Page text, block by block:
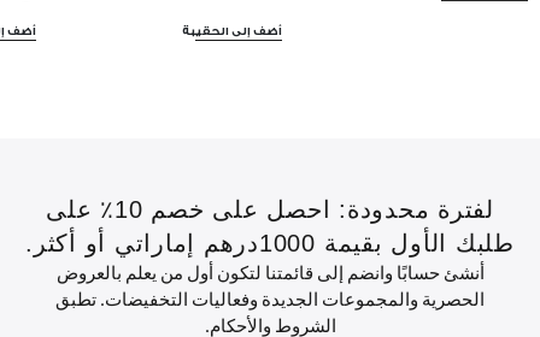
أضف إلى الحقيبة أضف
لفترة محدودة: احصل على خصم 10٪ على
طلبك الأول بقيمة 1000درهم إماراتي أو أكثر.
أنشئ حسابًا وانضم إلى قائمتنا لتكون أول من يعلم بالعروض
الحصرية والمجموعات الجديدة وفعاليات التخفيضات. تطبق
الشروط والأحكام.